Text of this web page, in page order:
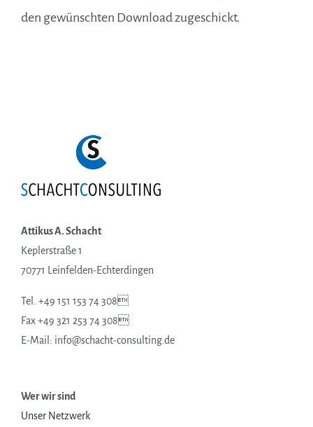
den gewünschten Download zugeschickt.
Attikus A. Schacht
Keplerstraße 1
70771 Leinfelden-Echterdingen
Tel. +49 151 153 74 308
Fax +49 321 253 74 308
E-Mail: info@schacht-consulting.de
Wer wir sind
Unser Netzwerk